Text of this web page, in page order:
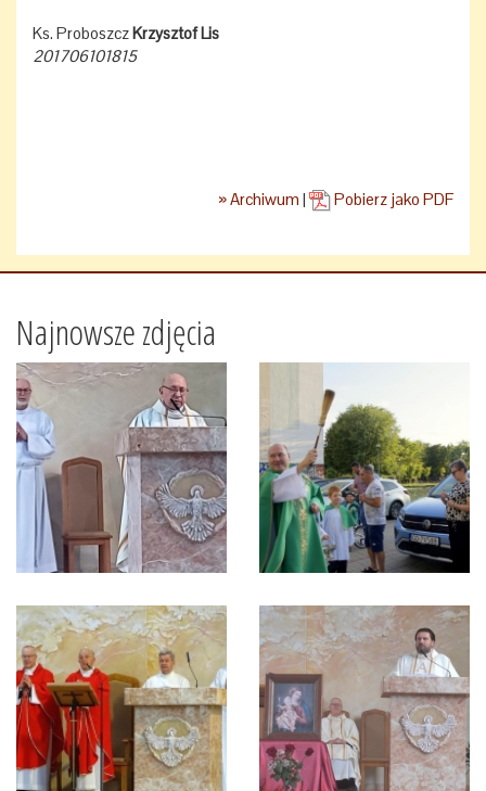
Ks. Proboszcz Krzysztof Lis
201706101815
» Archiwum | Pobierz jako PDF
Najnowsze zdjęcia